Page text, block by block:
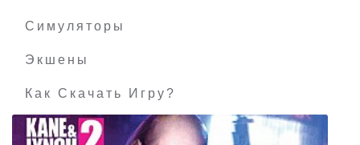
Симуляторы
Экшены
Как Скачать Игру?